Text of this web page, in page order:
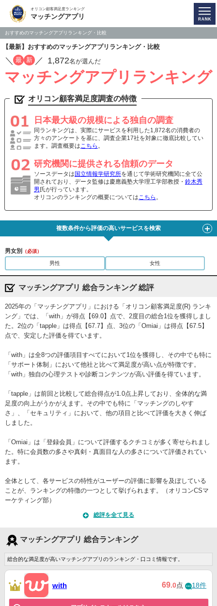
オリコン顧客満足度ランキング
マッチングアプリ
おすすめのマッチングアプリランキング・比較
【最新】おすすめのマッチングアプリランキング・比較
／ 最 新 ／ 1,872名が選んだ
マッチングアプリランキング
オリコン顧客満足度調査の特徴
日本最大級の規模による独自の調査
同ランキングは、実際にサービスを利用した1,872名の消費者の
方々のアンケートを基に、調査企業17社を対象に徹底比較してい
ます。調査概要はこちら 。
研究機関に提供される信頼のデータ
ソースデータは 国立情報学研究所を通じて学術研究機関に全て公
開されており、データ監修は慶應義塾大学理工学部教授・ 鈴木秀
男 氏が行っています。
オリコンのランキングの概要についてはこちら 。
複数条件から評価の高いサービスを検索
男女別 （必須）
男性 女性
マッチングアプリ 総合ランキング 総評
2025年の「マッチングアプリ」における「オリコン顧客満足度(R) ランキ
ング」では、「with」が得点【69.0】点で、2度目の総合1位を獲得しまし
た。2位の「tapple」は得点【67.7】点、3位の「Omiai」は得点【67.5】
点で、安定した評価を得ています。
「with」は全8つの評価項目すべてにおいて1位を獲得し、その中でも特に
「サポート体制」において他社と比べて満足度が高い点が特徴です。
「with」独自の心理テストや診断コンテンツが高い評価を得ています。
「tapple」は前回と比較して総合得点が1.0点上昇しており、全体的な満
足度の向上がうかがえます。その中でも特に「マッチングのしやす
さ」、「セキュリティ」において、他の項目と比べて評価を大きく伸ば
しました。
「Omiai」は「登録会員」について評価するクチコミが多く寄せられまし
た。特に会員数の多さや真剣・真面目な人の多さについて評価されてい
ます。
全体として、各サービスの特性がユーザーの評価に影響を及ぼしている
ことが、ランキングの特徴の一つとして挙げられます。（オリコンCSマ
ーケティング部）
総評を全て見る
マッチングアプリ 総合ランキング
総合的な満足度が高いマッチングアプリのランキング・口コミ情報です。
with 69.0点 18件